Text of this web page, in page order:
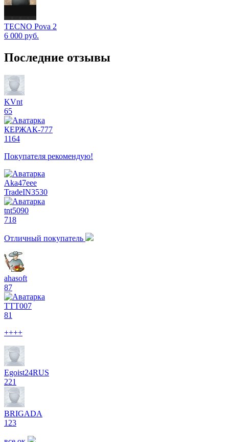
TECNO Pova 2
6 000 руб.
Последние отзывы
KVnt
65
КЕРЖАК-777
1164
Покупателя рекомендую!
Aka47eee
TradeIN3530
tnt5090
718
Отличный покупатель
ahasoft
87
ТТТ007
81
++++
Egoist24RUS
221
BRIGADA
123